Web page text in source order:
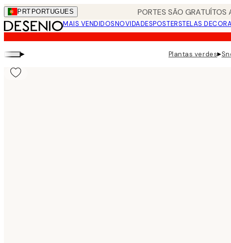
Skip
to
main
content.
PRT PORTUGUES PORTES SÃO
MAIS VENDIDOSNOVIDADESPOSTERSTELAS
▸ Plantas verdes▸